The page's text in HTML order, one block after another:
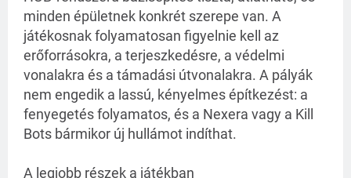
minden épületnek konkrét szerepe van. A
játékosnak folyamatosan figyelnie kell az
erőforrásokra, a terjeszkedésre, a védelmi
vonalakra és a támadási útvonalakra. A pályák
nem engedik a lassú, kényelmes építkezést: a
fenyegetés folyamatos, és a Nexera vagy a Kill
Bots bármikor új hullámot indíthat.
A legjobb részek a játékban